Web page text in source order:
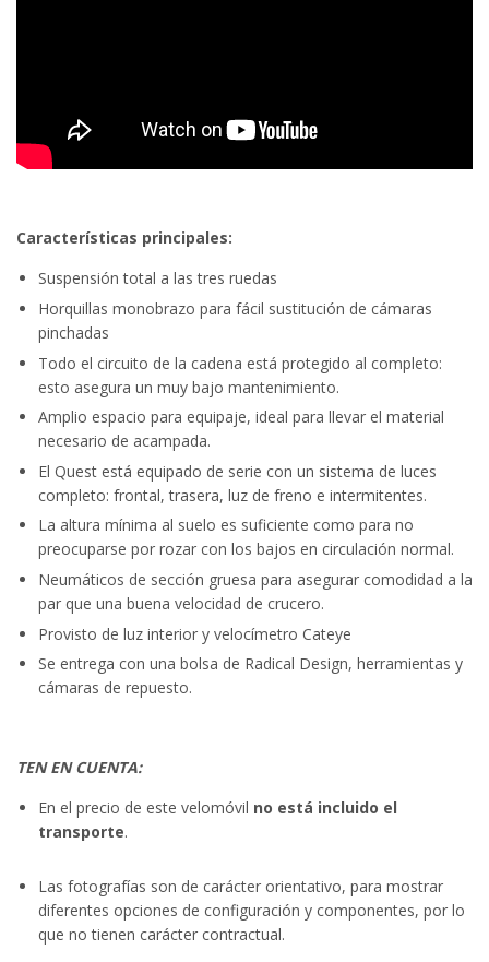
Características principales:
Suspensión total a las tres ruedas
Horquillas monobrazo para fácil sustitución de cámaras
pinchadas
Todo el circuito de la cadena está protegido al completo:
esto asegura un muy bajo mantenimiento.
Amplio espacio para equipaje, ideal para llevar el material
necesario de acampada.
El Quest está equipado de serie con un sistema de luces
completo: frontal, trasera, luz de freno e intermitentes.
La altura mínima al suelo es suficiente como para no
preocuparse por rozar con los bajos en circulación normal.
Neumáticos de sección gruesa para asegurar comodidad a la
par que una buena velocidad de crucero.
Provisto de luz interior y velocímetro Cateye
Se entrega con una bolsa de Radical Design, herramientas y
cámaras de repuesto.
TEN EN CUENTA:
En el precio de este velomóvil no está incluido el
transporte.
Las fotografías son de carácter orientativo, para mostrar
diferentes opciones de configuración y componentes, por lo
que no tienen carácter contractual.